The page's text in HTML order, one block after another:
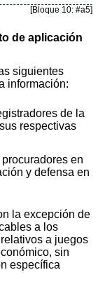
[Bloque 10: #a5]
de aplicación
siguientes
información:
de la
respectivas
en
y defensa en
la excepción de
a los
a juegos
sin
específica